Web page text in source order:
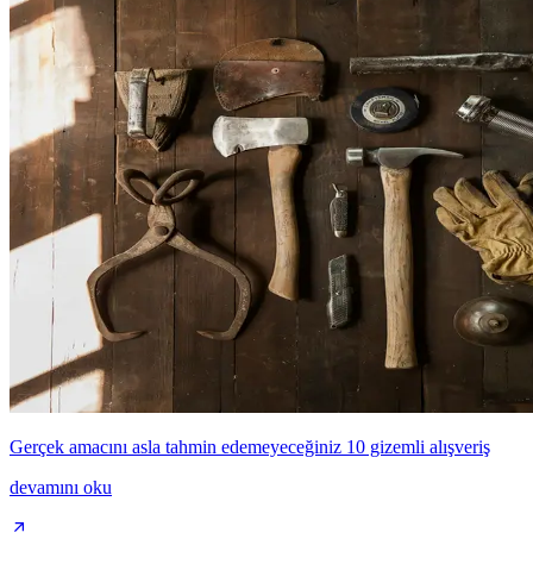
Gerçek amacını asla tahmin edemeyeceğiniz 10 gizemli alışveriş
devamını oku